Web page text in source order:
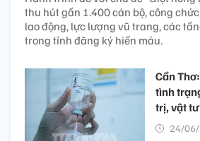
thu hút gần 1.400 cán bộ, công
lao động, lực lượng vũ trang, các
trong tỉnh đăng ký hiến máu.
Cần
tình
trị, vật
24/06/